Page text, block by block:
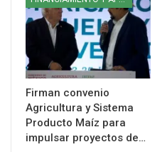
Firman convenio
Agricultura y Sistema
Producto Maíz para
impulsar proyectos de…